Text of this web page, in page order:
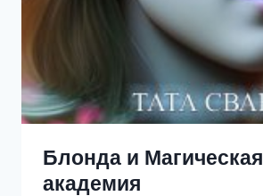
Блонда и Магическая
академия